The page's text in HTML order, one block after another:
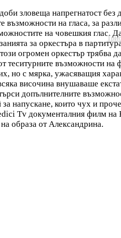
зловеща напрегнатост без
на гласа, за
на човешкия глас.
за оркестъра в
огромен оркестър трябва
възможности на
но с мярка, ужасяващия
височина внушаваше
допълнителните
напускане, които чух и
Tv документалния филм
образа от Александрина.